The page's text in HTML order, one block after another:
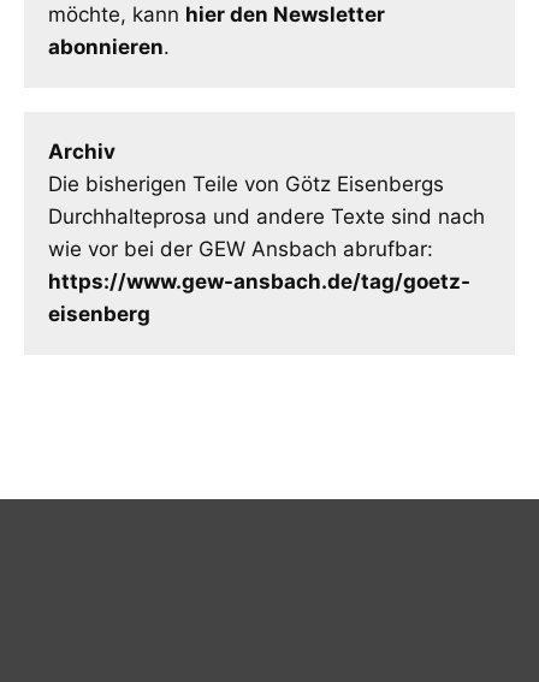
möchte, kann hier den Newsletter
abonnieren.
Archiv
Die bisherigen Teile von Götz Eisenbergs
Durchhalteprosa und andere Texte sind nach
wie vor bei der GEW Ansbach abrufbar:
https://www.gew-ansbach.de/tag/goetz-
eisenberg